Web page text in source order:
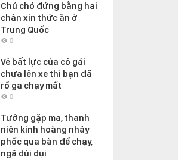
Chú chó đứng bằng hai
chân xin thức ăn ở
Trung Quốc
0
Vẻ bất lực của cô gái
chưa lên xe thì bạn đã
rồ ga chạy mất
0
Tưởng gặp ma, thanh
niên kinh hoàng nhảy
phốc qua bàn để chạy,
ngã dúi dụi